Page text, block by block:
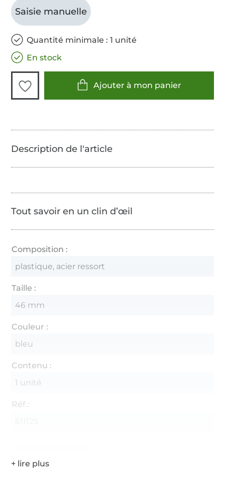
Saisie manuelle
Quantité minimale : 1 unité
En stock
Ajouter à mon panier
Tout savoir en un clin d’œil
Composition :
plastique, acier ressort
Taille :
46 mm
Couleur :
bleu
Contenu :
1 unité
Réf.: